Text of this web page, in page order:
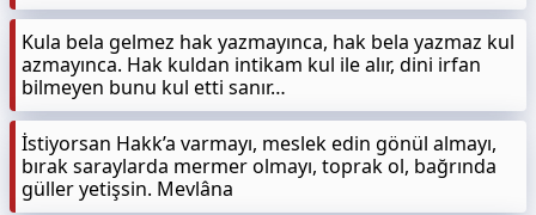
Kula bela gelmez hak yazmayınca, hak bela yazmaz kul
azmayınca. Hak kuldan intikam kul ile alır, dini irfan
bilmeyen bunu kul etti sanır…
İstiyorsan Hakk’a varmayı, meslek edin gönül almayı,
bırak saraylarda mermer olmayı, toprak ol, bağrında
güller yetişsin. Mevlâna